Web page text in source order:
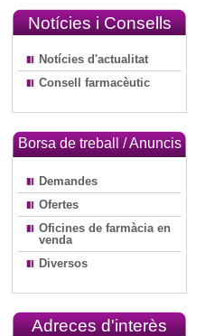
Notícies i Consells
Notícies d'actualitat
Consell farmacèutic
Borsa de treball / Anuncis
Demandes
Ofertes
Oficines de farmàcia en
venda
Diversos
Adreces d'interès